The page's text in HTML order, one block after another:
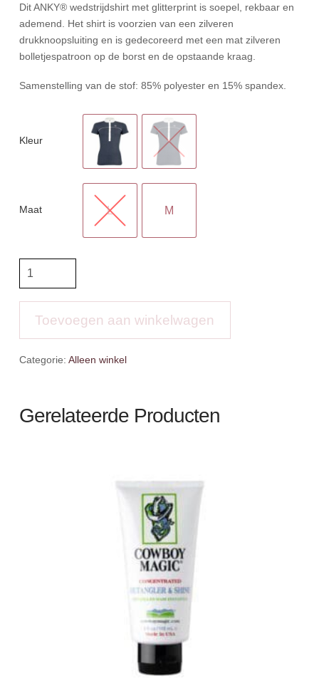
Dit ANKY® wedstrijdshirt met glitterprint is soepel, rekbaar en
ademend. Het shirt is voorzien van een zilveren
drukknoopsluiting en is gedecoreerd met een mat zilveren
bolletjespatroon op de borst en de opstaande kraag.
Samenstelling van de stof: 85% polyester en 15% spandex.
Kleur
Maat L M
glitterToevoegen aan winkelwagen
Categorie: Alleen winkel
Gerelateerde Producten